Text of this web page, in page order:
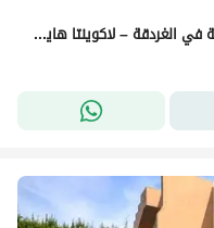
فيلا للبيع 235 م توين هاوس بحديقة خاصة في الغردقة – لاكوينتا هايتس - موقع مميز